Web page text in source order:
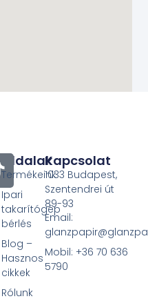
Oldalak
Termékeink
Ipari
takarítógép
bérlés
Blog –
Hasznos
cikkek
Rólunk
Kapcsolat
1033 Budapest,
Szentendrei út
89-93
Email:
Mobil: +36 70 636
5790